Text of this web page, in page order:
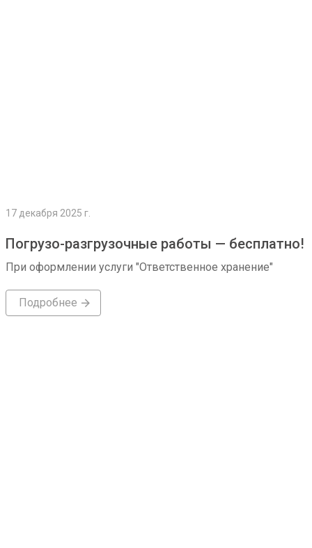
17 декабря 2025 г.
Погрузо-разгрузочные работы — бесплатно!
При оформлении услуги "Ответственное хранение"
Подробнее